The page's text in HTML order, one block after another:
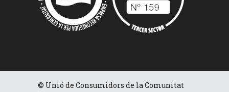
© Unió de Consumidors de la Comunitat